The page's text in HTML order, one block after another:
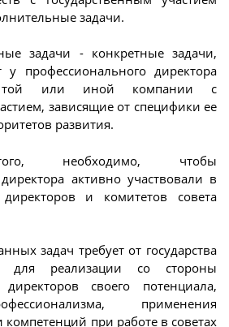
задачи.
задачи - конкретные задачи,
у профессионального директора
или иной компании с
зависящие от специфики ее
развития.
необходимо, чтобы
активно участвовали в
директоров и комитетов совета
задач требует от государства
для реализации со стороны
своего потенциала,
применения
при работе в советах